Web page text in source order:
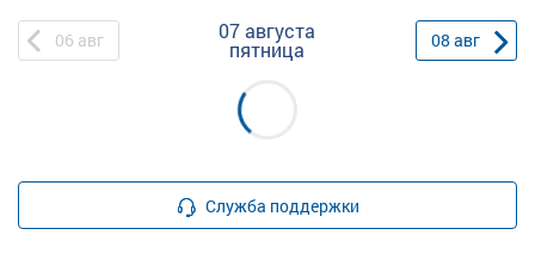
06 авг 07 августа
пятница 08 авг
Служба поддержки